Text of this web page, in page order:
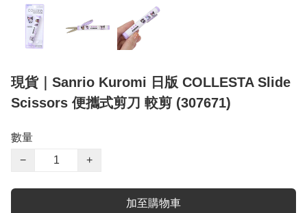
現貨｜Sanrio Kuromi 日版 COLLESTA Slide
Scissors 便攜式剪刀 較剪 (307671)
數量
−
+
加至購物車